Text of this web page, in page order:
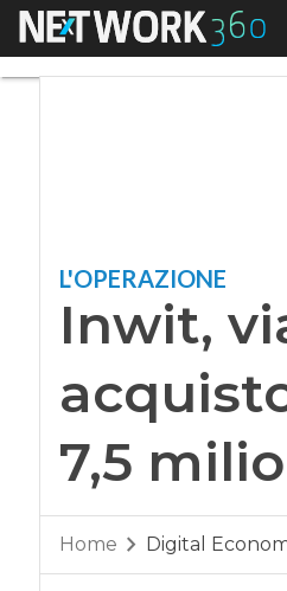
Menu
L'OPERAZIONE
Inwit,
7,5
Home Digital